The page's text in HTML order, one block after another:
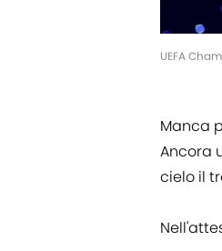
UEFA
Manca
Ancora
cielo il